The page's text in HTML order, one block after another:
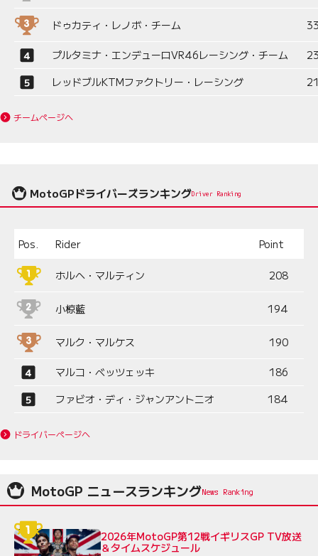
ドゥカティ・レノボ・チーム
プルタミナ・エンデューロVR46レーシング・チーム
レッドブルKTMファクトリー・レーシング
チームページへ
MotoGPドライバーズランキングDriver Ranking
Pos. Rider Point
ホルヘ・マルティン 208
小椋藍 194
マルク・マルケス 190
マルコ・ベッツェッキ
186
ファビオ・ディ・ジャンアントニオ
184
ドライバーページへ
MotoGP ニュースランキング
2026年MotoGP第12戦イギリスGP TV放送
＆タイムスケジュール